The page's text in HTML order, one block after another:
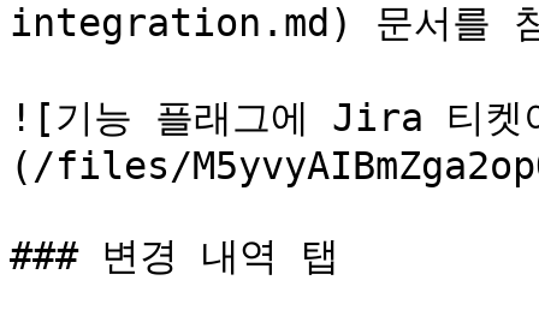
integration.md) 문서를 참
![기능 플래그에 Jira 티켓
(/files/
### 변경 내역 탭